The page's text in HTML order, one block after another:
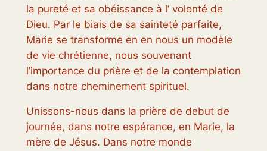
la pureté et sa obéissance à l’ volonté de
Dieu. Par le biais de sa sainteté parfaite,
Marie se transforme en en nous un modèle
de vie chrétienne, nous souvenant
l’importance du prière et de la contemplation
dans notre cheminement spirituel.
Unissons-nous dans la prière de debut de
journée, dans notre espérance, en Marie, la
mère de Jésus. Dans notre monde